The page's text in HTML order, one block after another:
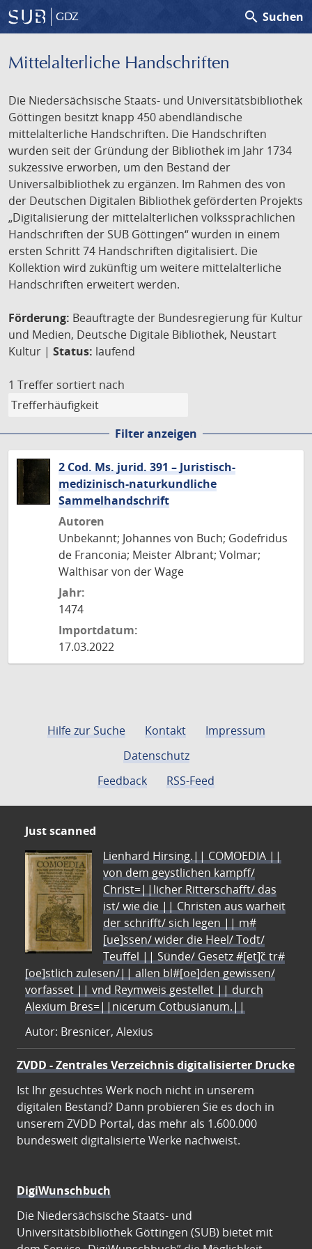
GDZ search Suchen
Mittelalterliche Handschriften
Die Niedersächsische Staats- und Universitätsbibliothek
Göttingen besitzt knapp 450 abendländische
mittelalterliche Handschriften. Die Handschriften
wurden seit der Gründung der Bibliothek im Jahr 1734
sukzessive erworben, um den Bestand der
Universalbibliothek zu ergänzen. Im Rahmen des von
der Deutschen Digitalen Bibliothek geförderten Projekts
„Digitalisierung der mittelalterlichen volkssprachlichen
Handschriften der SUB Göttingen“ wurden in einem
ersten Schritt 74 Handschriften digitalisiert. Die
Kollektion wird zukünftig um weitere mittelalterliche
Handschriften erweitert werden.
Förderung: Beauftragte der Bundesregierung für Kultur
und Medien, Deutsche Digitale Bibliothek, Neustart
Kultur | Status: laufend
1 Treffer sortiert nach
Filter anzeigen
2 Cod. Ms. jurid. 391 – Juristisch-
medizinisch-naturkundliche
Sammelhandschrift
Autoren
Unbekannt; Johannes von Buch; Godefridus
de Franconia; Meister Albrant; Volmar;
Walthisar von der Wage
Jahr:
1474
Importdatum:
17.03.2022
Hilfe zur Suche Kontakt
Impressum
Datenschutz
Feedback
RSS-Feed
Just scanned
Lienhard Hirsing.|| COMOEDIA ||
von dem geystlichen kampff/
Christ=||licher Ritterschafft/ das
ist/ wie die || Christen aus warheit
der schrifft/ sich legen || m#
[ue]ssen/ wider die Heel/ Todt/
Teuffel || Sünde/ Gesetz #[et]c̃ tr#
[oe]stlich zulesen/|| allen bl#[oe]den gewissen/
vorfasset || vnd Reymweis gestellet || durch
Alexium Bres=||nicerum Cotbusianum.||
Autor: Bresnicer, Alexius
ZVDD - Zentrales Verzeichnis digitalisierter Drucke
Ist Ihr gesuchtes Werk noch nicht in unserem
digitalen Bestand? Dann probieren Sie es doch in
unserem ZVDD Portal, das mehr als 1.600.000
bundesweit digitalisierte Werke nachweist.
DigiWunschbuch
Die Niedersächsische Staats- und
Universitätsbibliothek Göttingen (SUB) bietet mit